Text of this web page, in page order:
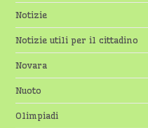
Notizie
Notizie utili per il cittadino
Novara
Nuoto
Olimpiadi